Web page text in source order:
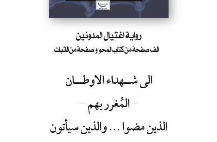
رواية اغتيال المدونين
الف صفحة من كتاب المحو و صفحة من الاثبات
الى شـــهداء الاوطــــان
- المُغرر بهم -
الذين مضوا ...والذين سيأتون